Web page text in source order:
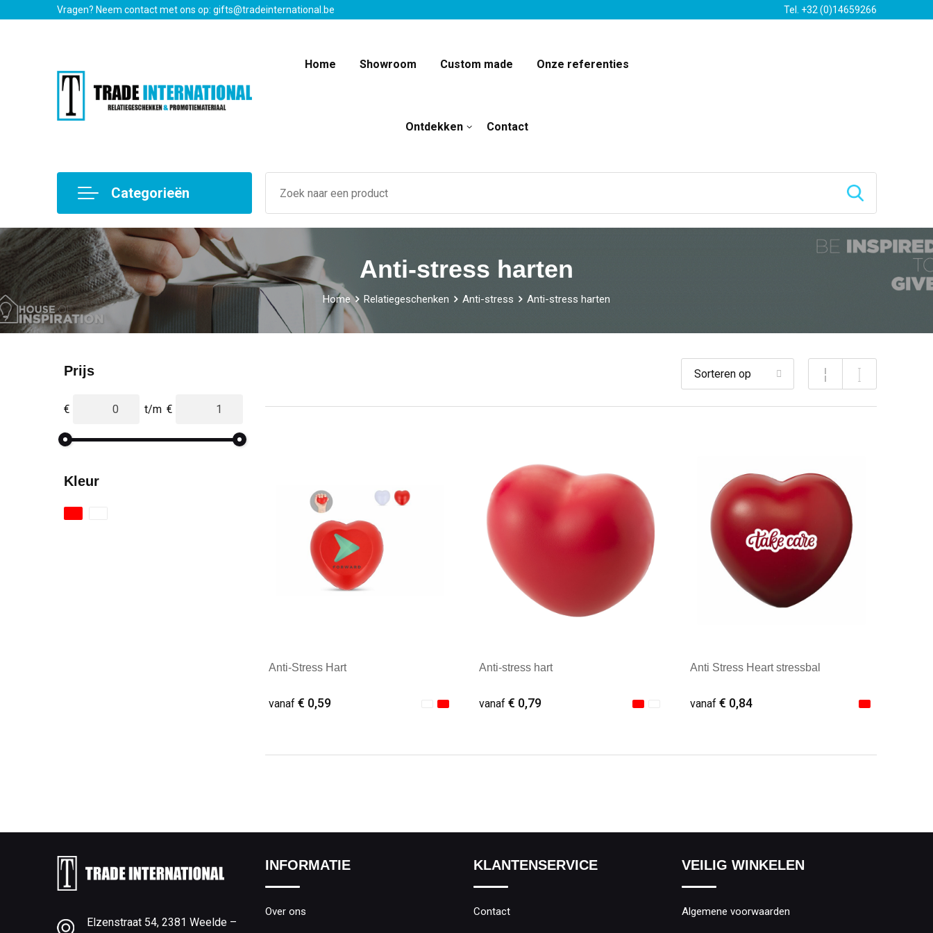
Vragen? Neem contact met ons op: gifts@tradeinternational.be Tel. +32 (0)14659266
Home Showroom Custom made Onze referenties
Ontdekken Contact
Categorieën
Anti-stress harten
Home Relatiegeschenken Anti-stress Anti-stress harten
Prijs
€ t/m €
Kleur
Anti-Stress Hart
vanaf € 0,59
Anti-stress hart
vanaf€ 0,79
Anti Stress Heart stressbal
vanaf € 0,84
Elzenstraat 54, 2381 Weelde –
INFORMATIE
Over ons
KLANTENSERVICE
Contact
VEILIG WINKELEN
Algemene voorwaarden